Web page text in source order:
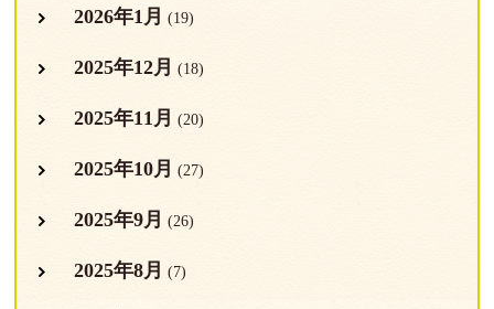
2026年1月 (19)
2025年12月 (18)
2025年11月 (20)
2025年10月 (27)
2025年9月 (26)
2025年8月 (7)